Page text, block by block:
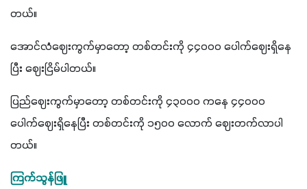
တယ်။
အောင်လံဈေးကွက်မှာတော့ တစ်တင်းကို ၄၄၀၀၀ ပေါက်ဈေးရှိနေ
ပြီး ဈေးငြိမ်ပါတယ်။
ပြည်ဈေးကွက်မှာတော့ တစ်တင်းကို ၄၃၀၀၀ ကနေ ၄၄၀၀၀
ပေါက်ဈေးရှိနေပြီး တစ်တင်းကို ၁၅၀၀ လောက် ဈေးတက်လာပါ
တယ်။
ကြက်သွန်ဖြူ